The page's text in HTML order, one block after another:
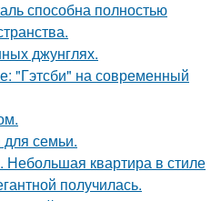
способна полностью
джунглях.
"Гэтсби" на современный
для семьи.
Небольшая квартира в стиле
получилась.